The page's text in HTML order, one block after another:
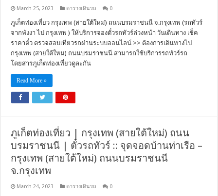
March 25, 2023 ตารางเดินรถ 0
ภูเก็ตท่องเที่ยว กรุงเทพ (สายใต้ใหม่) ถนนบรมราชนนี จ.กรุงเทพ (รถทัวร์
จากพังงา ไป กรุงเทพ ) ให้บริการจองตั๋วรถทัวร์ล่วงหน้า วันเดินทาง เช็ค
ราคาตั๋ว ตรวจสอบเที่ยวรถผ่านระบบออนไลน์ >> ต้องการเดินทางไป
กรุงเทพ (สายใต้ใหม่) ถนนบรมราชนนี สามารถใช้บริการรถทัวร์รถ
โดยสารภูเก็ตท่องเที่ยวดูละกัน
Read More »
ภูเก็ตท่องเที่ยว | กรุงเทพ (สายใต้ใหม่) ถนน
บรมราชนนี | ตั๋วรถทัวร์ :: จุดจอดบ้านท่าเรือ –
กรุงเทพ (สายใต้ใหม่) ถนนบรมราชนนี
จ.กรุงเทพ
March 24, 2023 ตารางเดินรถ 0